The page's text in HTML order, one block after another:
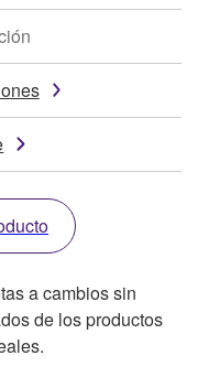
a cambios sin
de los productos